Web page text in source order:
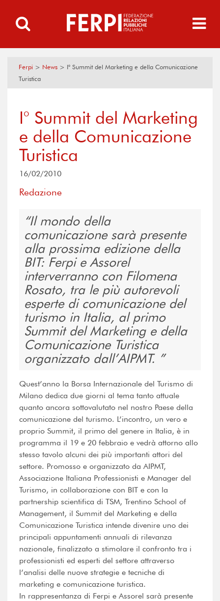
Ferpi > News > I° Summit del Marketing e della Comunicazione
Turistica
I° Summit del Marketing
e della Comunicazione
Turistica
16/02/2010
Redazione
Il mondo della
comunicazione sarà presente
alla prossima edizione della
BIT: Ferpi e Assorel
interverranno con Filomena
Rosato, tra le più autorevoli
esperte di comunicazione del
turismo in Italia, al primo
Summit del Marketing e della
Comunicazione Turistica
organizzato dall’AIPMT.
Quest’anno la Borsa Internazionale del Turismo di
Milano dedica due giorni al tema tanto attuale
quanto ancora sottovalutato nel nostro Paese della
comunicazione del turismo. L’incontro, un vero e
proprio Summit, il primo del genere in Italia, è in
programma il 19 e 20 febbraio e vedrà attorno allo
stesso tavolo alcuni dei più importanti attori del
settore. Promosso e organizzato da AIPMT,
Associazione Italiana Professionisti e Manager del
Turismo, in collaborazione con BIT e con la
partnership scientifica di TSM, Trentino School of
Management, il Summit del Marketing e della
Comunicazione Turistica intende divenire uno dei
principali appuntamenti annuali di rilevanza
nazionale, finalizzato a stimolare il confronto tra i
professionisti ed esperti del settore attraverso
l’analisi delle nuove strategie e tecniche di
marketing e comunicazione turistica.
In rappresentanza di Ferpi e Assorel sarà presente